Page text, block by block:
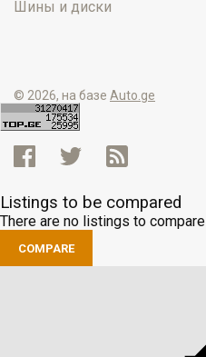
Шины и диски
© 2026, на базе Auto.ge
Listings to be compared
There are no listings to compare
COMPARE